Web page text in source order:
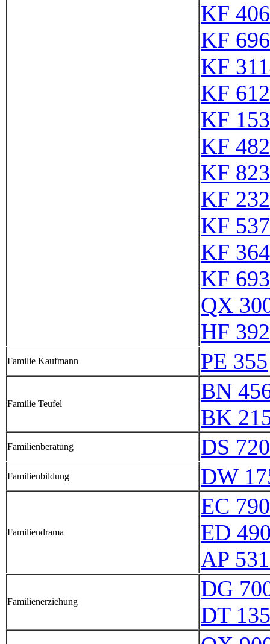
KF
KF
KF
KF
KF
KF
KF
KF
KF
KF
KF
QX
HF 392
Familie Kaufmann PE 355
Familie Teufel
BN
BK
Familienberatung DS
Familienbildung DW
Familiendrama
EC
ED
AP
Familienerziehung
DG
DT